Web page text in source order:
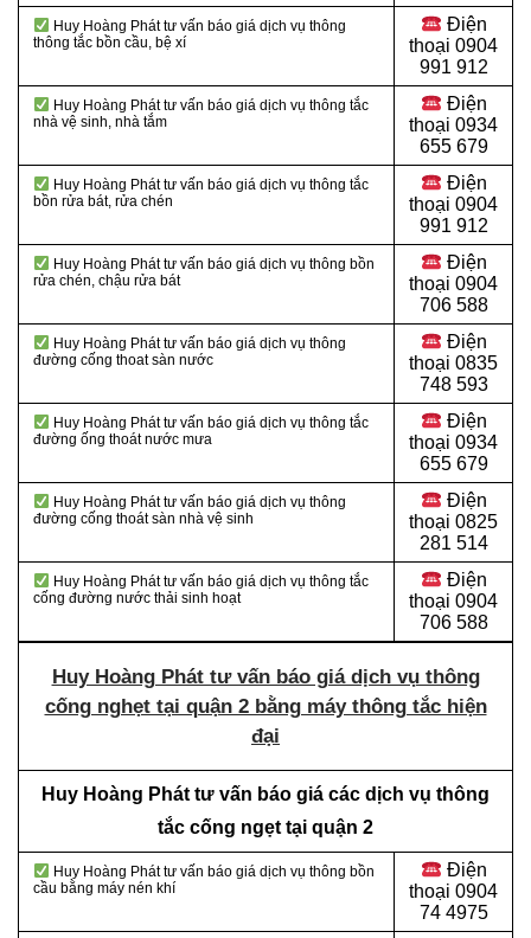
Huy Hoàng Phát tư vấn báo giá dịch vụ thông
thông tắc bồn cầu, bệ xí
Điện
thoại 0904
991 912
Huy Hoàng Phát tư vấn báo giá dịch vụ thông tắc
nhà vệ sinh, nhà tắm
Điện
thoại 0934
655 679
Huy Hoàng Phát tư vấn báo giá dịch vụ thông tắc
bồn rửa bát, rửa chén
Điện
thoại 0904
991 912
Huy Hoàng Phát tư vấn báo giá dịch vụ thông bồn
rửa chén, chậu rửa bát
Điện
thoại 0904
706 588
Huy Hoàng Phát tư vấn báo giá dịch vụ thông
đường cống thoat sàn nước
Điện
thoại 0835
748 593
Huy Hoàng Phát tư vấn báo giá dịch vụ thông tắc
đường ống thoát nước mưa
Điện
thoại 0934
655 679
Huy Hoàng Phát tư vấn báo giá dịch vụ thông
đường cống thoát sàn nhà vệ sinh
Điện
thoại 0825
281 514
Huy Hoàng Phát tư vấn báo giá dịch vụ thông tắc
cống đường nước thải sinh hoạt
Điện
thoại 0904
706 588
Huy Hoàng Phát tư vấn báo giá dịch vụ thông
cống nghẹt tại quận 2 bằng máy thông tắc hiện
đại
Huy Hoàng Phát tư vấn báo giá các dịch vụ thông
tắc cống ngẹt tại quận 2
Huy Hoàng Phát tư vấn báo giá dịch vụ thông bồn
cầu bằng máy nén khí
Điện
thoại 0904
74 4975